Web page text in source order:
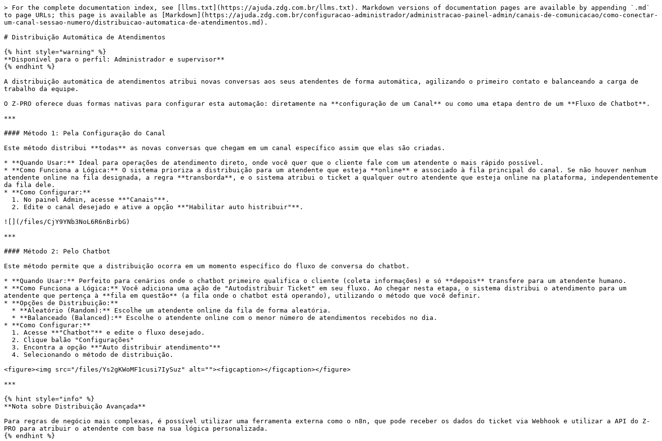
> For the complete documentation index, see [llms.txt](https://ajuda.zdg.com.br/llms.txt). Markdown versions of documentation pages are available by appending `.md`
to page URLs; this page is available as [Markdown](https://ajuda.zdg.com.br/configuracao-administrador/administracao-painel-admin/canais-de-comunicacao/como-conectar-
um-canal-sessao-numero/distribuicao-automatica-de-atendimentos.md).
# Distribuição Automática de Atendimentos
{% hint style="warning" %}
**Disponível para o perfil: Administrador e supervisor**
{% endhint %}
A distribuição automática de atendimentos atribui novas conversas aos seus atendentes de forma automática, agilizando o primeiro contato e balanceando a carga de
trabalho da equipe.
O Z-PRO oferece duas formas nativas para configurar esta automação: diretamente na **configuração de um Canal** ou como uma etapa dentro de um **Fluxo de Chatbot**.
***
#### Método 1: Pela Configuração do Canal
Este método distribui **todas** as novas conversas que chegam em um canal específico assim que elas são criadas.
* **Quando Usar:** Ideal para operações de atendimento direto, onde você quer que o cliente fale com um atendente o mais rápido possível.
* **Como Funciona a Lógica:** O sistema prioriza a distribuição para um atendente que esteja **online** e associado à fila principal do canal. Se não houver nenhum
atendente online na fila designada, a regra **transborda**, e o sistema atribui o ticket a qualquer outro atendente que esteja online na plataforma, independentemente
da fila dele.
* **Como Configurar:**
![](/files/CjY9YNb3NoL6R6nBirbG)
***
#### Método 2: Pelo Chatbot
Este método permite que a distribuição ocorra em um momento específico do fluxo de conversa do chatbot.
* **Quando Usar:** Perfeito para cenários onde o chatbot primeiro qualifica o cliente (coleta informações) e só **depois** transfere para um atendente humano.
* **Como Funciona a Lógica:** Você adiciona uma ação de "Autodistribuir Ticket" em seu fluxo. Ao chegar nesta etapa, o sistema distribui o atendimento para um
atendente que pertença à **fila em questão** (a fila onde o chatbot está operando), utilizando o método que você definir.
* **Opções de Distribuição:**
* **Como Configurar:**
<figure><img src="/files/Ys2gKWoMF1cusi7IySuz" alt=""><figcaption></figcaption></figure>
***
{% hint style="info" %}
**Nota sobre Distribuição Avançada**
Para regras de negócio mais complexas, é possível utilizar uma ferramenta externa como o n8n, que pode receber os dados do ticket via Webhook e utilizar a API do Z-
PRO para atribuir o atendente com base na sua lógica personalizada.
{% endhint %}